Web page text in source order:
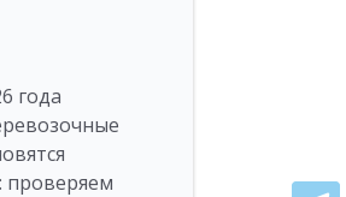
года
проверяем